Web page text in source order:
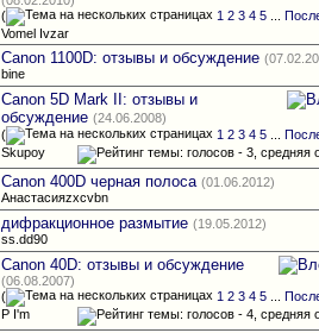
(
1 2 3 4 5 ...
Vomel Ivzar
Canon 1100D: отзывы и обсуждение
bine
Canon 5D Mark II: отзывы и
обсуждение (24.06.2008)
(
1 2 3 4 5 ...
Skupoy
Canon 400D черная полоса (01.06.2012)
Анастасияzxcvbn
дифракционное размытие (19.05.2012)
ss.dd90
Canon 40D: отзывы и обсуждение
(06.08.2007)
(
1 2 3 4 5 ...
P I'm